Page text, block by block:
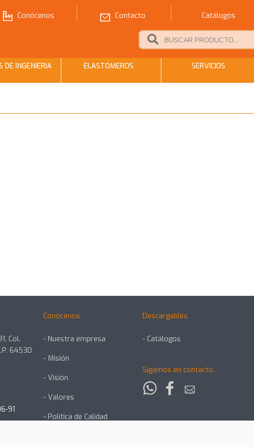
Catálogos
Contacto
Conócenos
DE INGENIERIA ELASTOMEROS SERVICIOS
Col.
64530
91
Conócenos
- Nuestra empresa
- Misión
- Visión
- Valores
- Política de Calidad
Descargables
- Catálogos
Sígamos en contacto.